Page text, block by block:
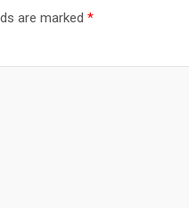
are marked *